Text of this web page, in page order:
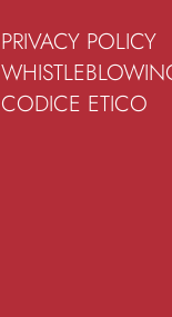
PRIVACY POLICY
CODICE ETICO